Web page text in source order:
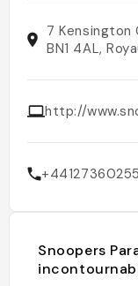
7 Kensington
BN1 4AL,
http://
Snoopers